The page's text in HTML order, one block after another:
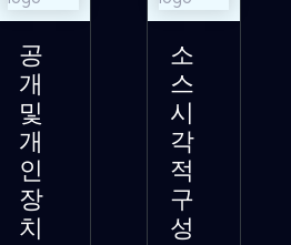
공
개
및
개
인
장
치
소
스
시
각
적
구
성